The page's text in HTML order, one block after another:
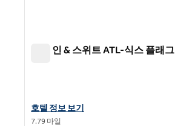
햄튼 인 & 스위트 ATL-식스 플래그
햄튼 인 & 스위트 ATL-식스 플래그 호텔 정보
호텔 정보 보기
7.79 마일